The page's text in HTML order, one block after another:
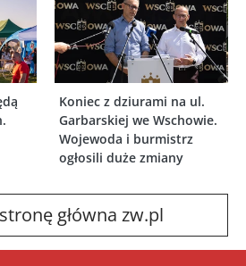
Koniec z dziurami na ul.
Garbarskiej we Wschowie.
Wojewoda i burmistrz
ogłosili duże zmiany
główna zw.pl